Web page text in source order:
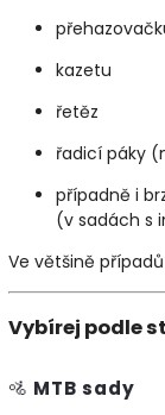
kazetu
řetěz
řadicí páky (
případně i
(v sadách s
Ve většině případů
Vybírej podle
🚵 MTB sady